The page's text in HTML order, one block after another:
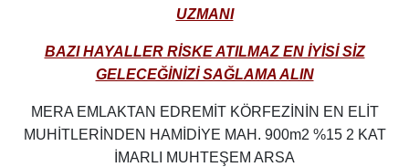
UZMANI
BAZI HAYALLER RİSKE ATILMAZ EN İYİSİ SİZ
GELECEĞİNİZİ SAĞLAMA ALIN
MERA EMLAKTAN EDREMİT KÖRFEZİNİN EN ELİT
MUHİTLERİNDEN HAMİDİYE MAH. 900m2 %15 2 KAT
İMARLI MUHTEŞEM ARSA